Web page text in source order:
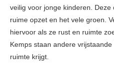
veilig voor jonge kinderen.
ruime opzet en het vele groen.
hiervoor als ze rust en ruimte
Kemps staan andere
ruimte krijgt.